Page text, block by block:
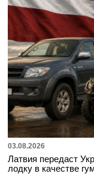
03.08.2026
Латвия передаст
лодку в качестве